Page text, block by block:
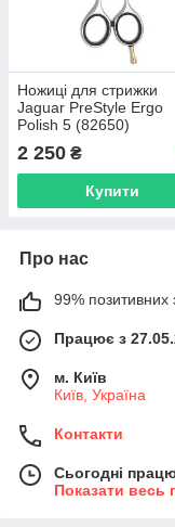
Ножиці для стрижки
Jaguar PreStyle Ergo
Polish 5 (82650)
2 250 ₴
Купити
Про нас
99% позитивних
Працює з
м. Київ
Київ, Україна
Контакти
Сьогодні
Показати весь